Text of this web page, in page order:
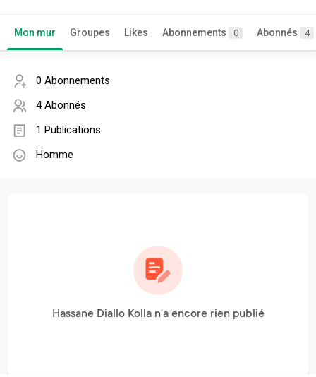
Mon mur Groupes Likes Abonnements 0 Abonnés 4
0 Abonnements
4 Abonnés
1 Publications
Homme
Hassane Diallo Kolla n'a encore rien publié